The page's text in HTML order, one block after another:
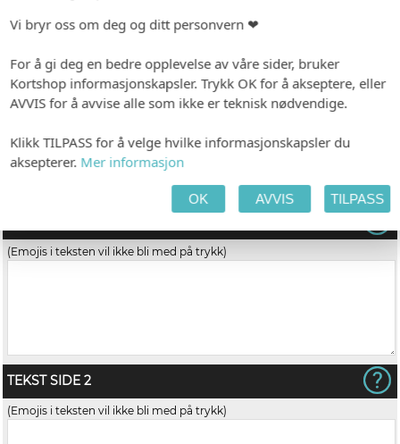
Hvit (kvadratisk)
Gold Dust (kvadratisk)
(+kr 8,00)
(Emojis i teksten vil ikke bli med på trykk)
TEKST SIDE 2
(Emojis i teksten vil ikke bli med på trykk)
Vi bryr oss om deg og ditt personvern ❤
For å gi deg en bedre opplevelse av våre sider, bruker
Kortshop informasjonskapsler. Trykk OK for å akseptere, eller
AVVIS for å avvise alle som ikke er teknisk nødvendige.
Klikk TILPASS for å velge hvilke informasjonskapsler du
aksepterer. Mer informasjon
OK AVVIS TILPASS